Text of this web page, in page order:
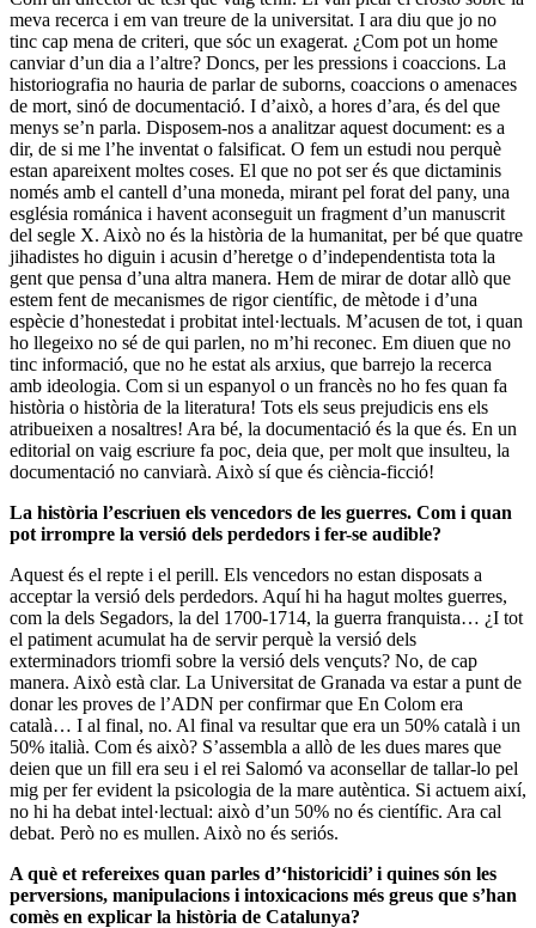
meva recerca i em van treure de la universitat. I ara diu que jo no
tinc cap mena de criteri, que sóc un exagerat. ¿Com pot un home
canviar d’un dia a l’altre? Doncs, per les pressions i coaccions. La
historiografia no hauria de parlar de suborns, coaccions o amenaces
de mort, sinó de documentació. I d’això, a hores d’ara, és del que
menys se’n parla. Disposem-nos a analitzar aquest document: es a
dir, de si me l’he inventat o falsificat. O fem un estudi nou perquè
estan apareixent moltes coses. El que no pot ser és que dictaminis
només amb el cantell d’una moneda, mirant pel forat del pany, una
església románica i havent aconseguit un fragment d’un manuscrit
del segle X. Això no és la història de la humanitat, per bé que quatre
jihadistes ho diguin i acusin d’heretge o d’independentista tota la
gent que pensa d’una altra manera. Hem de mirar de dotar allò que
estem fent de mecanismes de rigor científic, de mètode i d’una
espècie d’honestedat i probitat intel·lectuals. M’acusen de tot, i quan
ho llegeixo no sé de qui parlen, no m’hi reconec. Em diuen que no
tinc informació, que no he estat als arxius, que barrejo la recerca
amb ideologia. Com si un espanyol o un francès no ho fes quan fa
història o història de la literatura! Tots els seus prejudicis ens els
atribueixen a nosaltres! Ara bé, la documentació és la que és. En un
editorial on vaig escriure fa poc, deia que, per molt que insulteu, la
documentació no canviarà. Això sí que és ciència-ficció!
La història l’escriuen els vencedors de les guerres. Com i quan
pot irrompre la versió dels perdedors i fer-se audible?
Aquest és el repte i el perill. Els vencedors no estan disposats a
acceptar la versió dels perdedors. Aquí hi ha hagut moltes guerres,
com la dels Segadors, la del 1700-1714, la guerra franquista… ¿I tot
el patiment acumulat ha de servir perquè la versió dels
exterminadors triomfi sobre la versió dels vençuts? No, de cap
manera. Això està clar. La Universitat de Granada va estar a punt de
donar les proves de l’ADN per confirmar que En Colom era
català… I al final, no. Al final va resultar que era un 50% català i un
50% italià. Com és això? S’assembla a allò de les dues mares que
deien que un fill era seu i el rei Salomó va aconsellar de tallar-lo pel
mig per fer evident la psicologia de la mare autèntica. Si actuem així,
no hi ha debat intel·lectual: això d’un 50% no és científic. Ara cal
debat. Però no es mullen. Això no és seriós.
A què et refereixes quan parles d’‘historicidi’ i quines són les
perversions, manipulacions i intoxicacions més greus que s’han
comès en explicar la història de Catalunya?